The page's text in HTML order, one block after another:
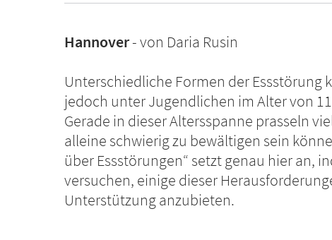
Hannover von Daria Rusin
Unterschiedliche Formen der Essstörung
jedoch unter Jugendlichen im Alter von
Gerade in dieser Altersspanne prasseln
alleine schwierig zu bewältigen sein
über Essstörungen“ setzt genau hier an,
versuchen, einige dieser
Unterstützung anzubieten.